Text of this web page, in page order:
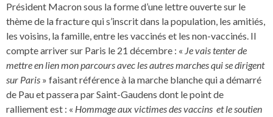
Président Macron sous la forme d’une lettre ouverte sur le
thème de la fracture qui s’inscrit dans la population, les amitiés,
les voisins, la famille, entre les vaccinés et les non-vaccinés. Il
compte arriver sur Paris le 21 décembre : « Je vais tenter de
mettre en lien mon parcours avec les autres marches qui se dirigent
sur Paris » faisant référence à la marche blanche qui a démarré
de Pau et passera par Saint-Gaudens dont le point de
ralliement est : « Hommage aux victimes des vaccins et le soutien